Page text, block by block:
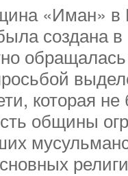
«Иман» в
создана в
которая
общины